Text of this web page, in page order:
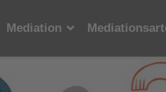
Mediation